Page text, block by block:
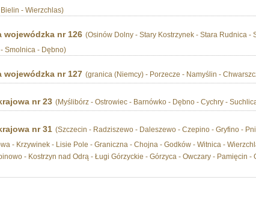
- Wierzchlas)
wojewódzka nr 126 (Osinów Dolny - Stary Kostrzynek - Stara Rudnica -
Smolnica - Dębno)
wojewódzka nr 127 (granica (Niemcy) - Porzecze - Namyślin -
nr 23 (Myślibórz - Ostrowiec - Barnówko - Dębno - Cychry -
nr 31 (Szczecin - Radziszewo - Daleszewo - Czepino - Gryfino -
- Krzywinek - Lisie Pole - Graniczna - Chojna - Godków - Witnica -
- Kostrzyn nad Odrą - Ługi Górzyckie - Górzyca - Owczary - Pamięcin -